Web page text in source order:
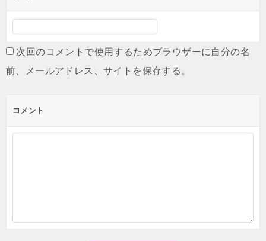
次回のコメントで使用するためブラウザーに自分の名
前、メールアドレス、サイトを保存する。
コメント